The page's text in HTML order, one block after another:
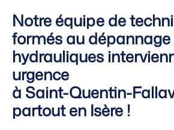
Notre équipe de
formés au
hydrauliques
urgence
à Saint-Quentin-
partout en Isère !